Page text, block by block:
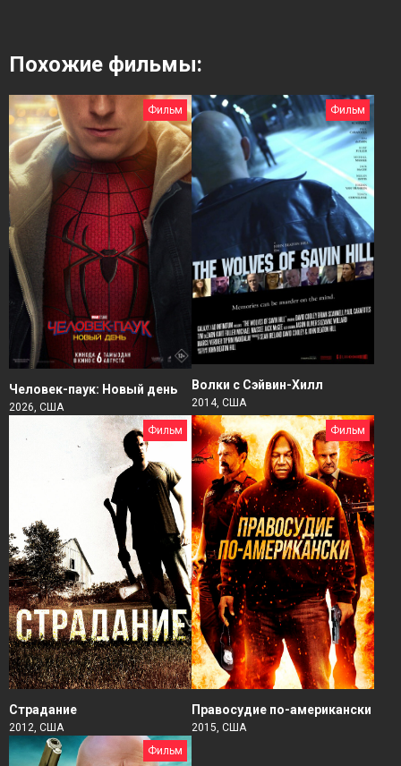
Похожие фильмы:
Фильм
Человек-паук: Новый день
2026, США
Фильм
Волки с Сэйвин-Хилл
2014, США
Фильм
Страдание
2012, США
Фильм
Правосудие по-американски
2015, США
Фильм